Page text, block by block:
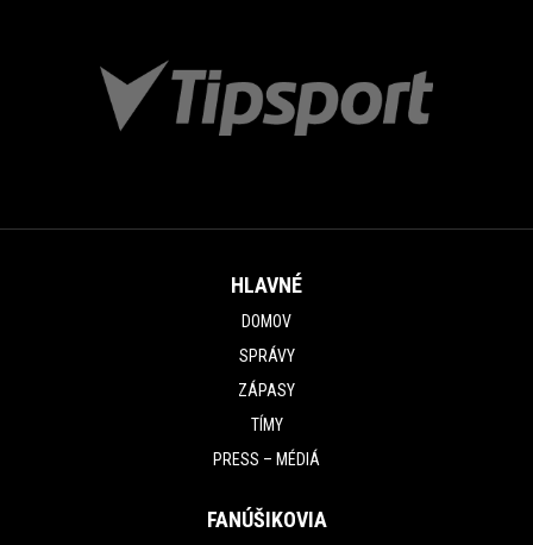
HLAVNÉ
DOMOV
SPRÁVY
ZÁPASY
TÍMY
PRESS – MÉDIÁ
FANÚŠIKOVIA